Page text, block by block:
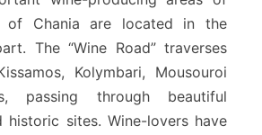
n
e
i
e
of Chania are located in the
The “Wine Road” traverses
Kolymbari, Mousouroi
passing through beautiful
historic sites. Wine-lovers have